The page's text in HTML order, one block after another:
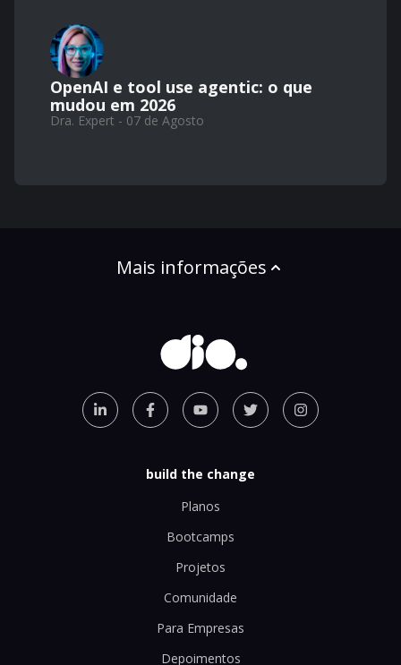
OpenAI e tool use agentic: o que
mudou em 2026
Dra. Expert - 07 de Agosto
Mais informações
build the change
Planos
Bootcamps
Projetos
Comunidade
Para Empresas
Depoimentos